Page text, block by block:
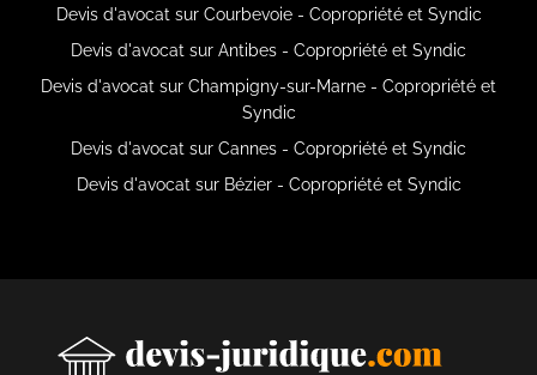
Devis d'avocat sur Courbevoie - Copropriété et Syndic
Devis d'avocat sur Antibes - Copropriété et Syndic
Devis d'avocat sur Champigny-sur-Marne - Copropriété et
Syndic
Devis d'avocat sur Cannes - Copropriété et Syndic
Devis d'avocat sur Bézier - Copropriété et Syndic